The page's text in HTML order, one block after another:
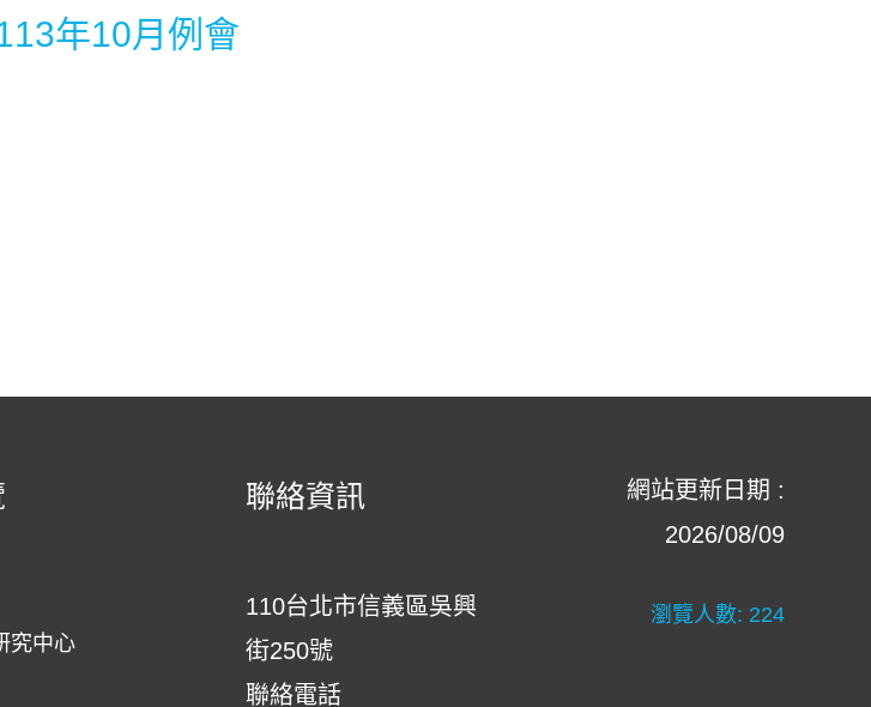
年10月例會
究中心
聯絡資訊
110台北市信義區吳興
街250號
聯絡電話
網站更新日期 :
2026/08/09
瀏覽人數: 224